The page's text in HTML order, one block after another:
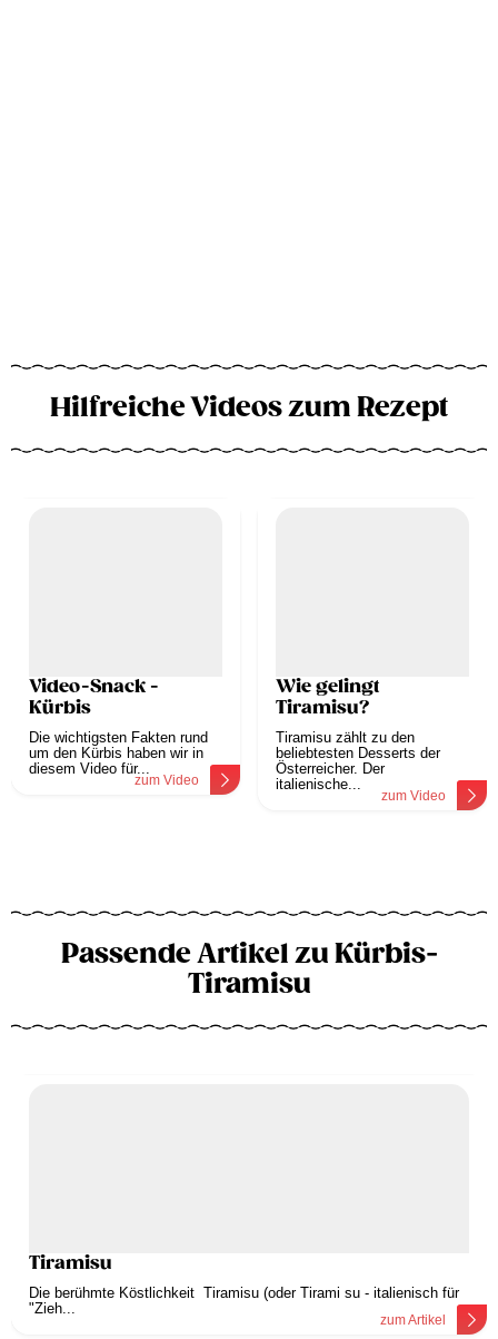
Hilfreiche Videos zum Rezept
Video-Snack -
Kürbis
Die wichtigsten Fakten rund
um den Kürbis haben wir in
diesem Video für...
zum Video
Wie gelingt
Tiramisu?
Tiramisu zählt zu den
beliebtesten Desserts der
Österreicher. Der
italienische...
zum Video
Passende Artikel zu Kürbis-
Tiramisu
Tiramisu
Die berühmte Köstlichkeit Tiramisu (oder Tirami su - italienisch für
"Zieh...
zum Artikel